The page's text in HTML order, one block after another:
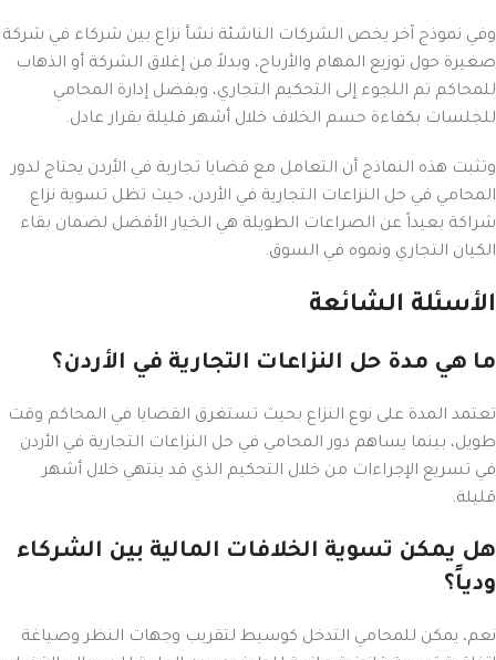
وفي نموذج آخر يخص الشركات الناشئة نشأ نزاع بين شركاء في شركة
صغيرة حول توزيع المهام والأرباح، وبدلاً من إغلاق الشركة أو الذهاب
للمحاكم تم اللجوء إلى التحكيم التجاري، وبفضل إدارة المحامي
للجلسات بكفاءة حسم الخلاف خلال أشهر قليلة بقرار عادل.
وتثبت هذه النماذج أن التعامل مع قضايا تجارية في الأردن يحتاج لدور
المحامي في حل النزاعات التجارية في الأردن، حيث تظل تسوية نزاع
شراكة بعيداً عن الصراعات الطويلة هي الخيار الأفضل لضمان بقاء
الكيان التجاري ونموه في السوق.
الأسئلة الشائعة
ما هي مدة حل النزاعات التجارية في الأردن؟
تعتمد المدة على نوع النزاع بحيث تستغرق القضايا في المحاكم وقت
طويل، بينما يساهم دور المحامي في حل النزاعات التجارية في الأردن
في تسريع الإجراءات من خلال التحكيم الذي قد ينتهي خلال أشهر
قليلة.
هل يمكن تسوية الخلافات المالية بين الشركاء
ودياً؟
نعم، يمكن للمحامي التدخل كوسيط لتقريب وجهات النظر وصياغة